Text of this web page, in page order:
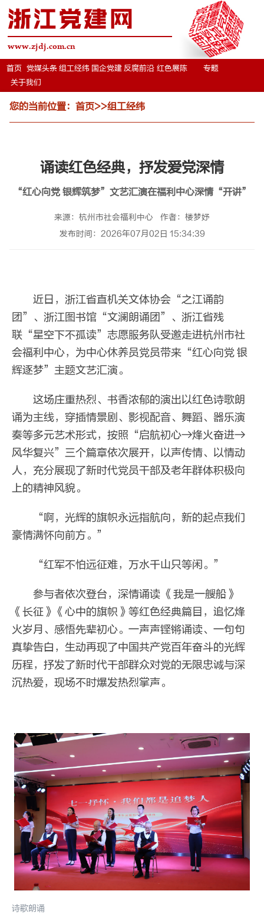
浙江党建网
www.zjdj.com.cn
首页 党媒头条 组工经纬 国企党建 反腐前沿 红色展陈
专题
关于我们
您的当前位置： 首页>>组工经纬
诵读红色经典，抒发爱党深情
“红心向党 银辉筑梦”文艺汇演在福利中心深情“开讲”
来源：杭州市社会福利中心
作者：楼梦妤
发布时间：2026年07月02日 15:34:39
近日，浙江省直机关文体协会“之江诵韵
团”、浙江图书馆“文澜朗诵团”、浙江省残
联“星空下不孤读”志愿服务队受邀走进杭州市社
会福利中心，为中心休养员党员带来“红心向党 银
辉逐梦”主题文艺汇演。
这场庄重热烈、书香浓郁的演出以红色诗歌朗
诵为主线，穿插情景剧、影视配音、舞蹈、器乐演
奏等多元艺术形式，按照“启航初心→烽火奋进→
风华复兴”三个篇章依次展开，以声传情、以情动
人，充分展现了新时代党员干部及老年群体积极向
上的精神风貌。
“啊，光辉的旗帜永远指航向，新的起点我们
豪情满怀向前方。”
“红军不怕远征难，万水千山只等闲。”
参与者依次登台，深情诵读 《我是一艘船》
《长征》《心中的旗帜》等红色经典篇目，追忆烽
火岁月、感悟先辈初心。一声声铿锵诵读、一句句
真挚告白，生动再现了中国共产党百年奋斗的光辉
历程，抒发了新时代干部群众对党的无限忠诚与深
沉热爱，现场不时爆发热烈掌声。
诗歌朗诵